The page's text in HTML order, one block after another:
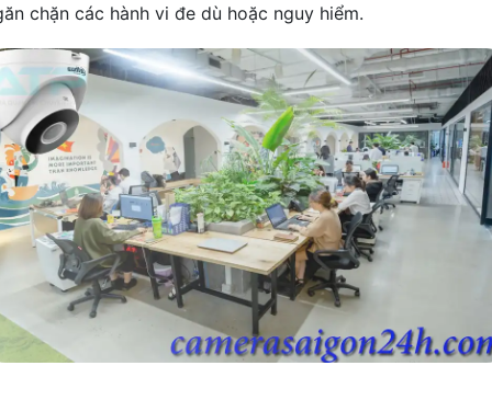
chặn các hành vi đe dù hoặc nguy hiểm.